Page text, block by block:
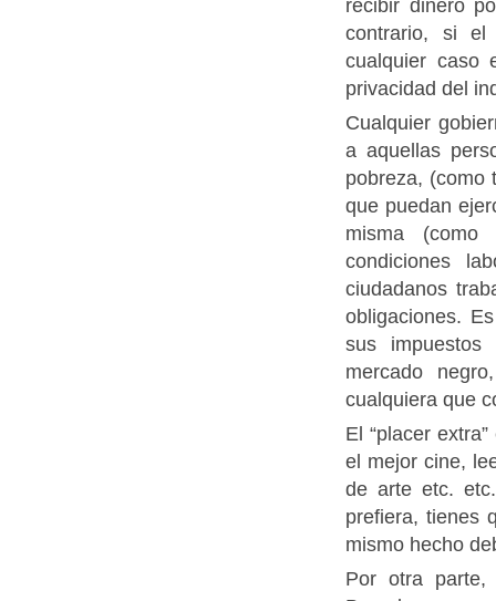
recibir dinero
contrario, si
cualquier caso
privacidad del
Cualquier
a aquellas
pobreza, (como
que puedan
misma
condiciones
ciudadanos
obligaciones.
sus
mercado
cualquiera que
El “placer
el mejor cine,
de arte etc.
prefiera, tienes
mismo hecho
Por otra